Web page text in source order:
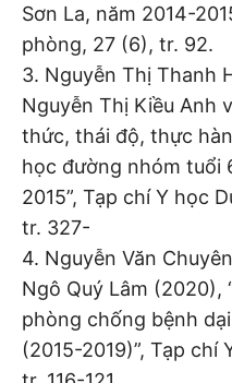
Sơn La, năm 2014-
phòng, 27 (6), tr. 92.
3. Nguyễn Thị Thanh
Nguyễn Thị Kiều Anh
thức, thái độ, thực
học đường nhóm tuổi
2015”, Tạp chí Y học
tr. 327-
4. Nguyễn Văn
Ngô Quý Lâm (2020),
phòng chống bệnh
(2015-2019)”, Tạp